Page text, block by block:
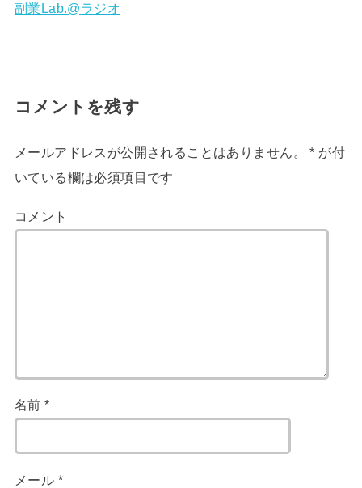
副業Lab.@ラジオ
コメントを残す
メールアドレスが公開されることはありません。 * が付
いている欄は必須項目です
コメント
名前*
メール *